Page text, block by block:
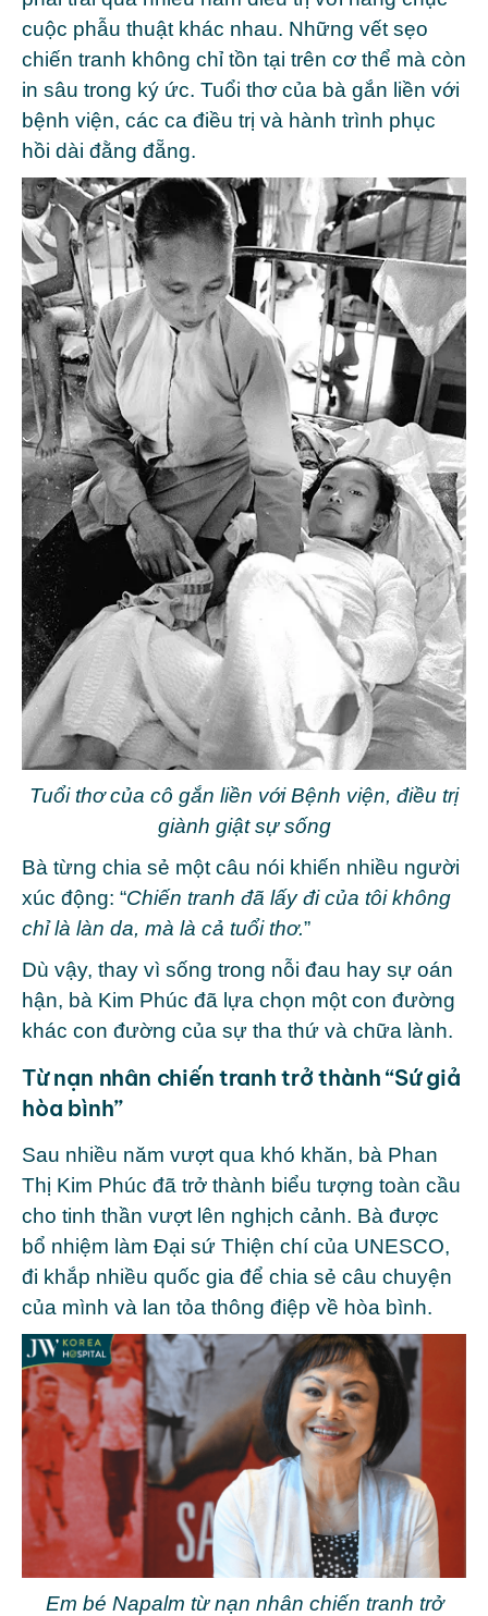
cuộc phẫu thuật khác nhau. Những vết sẹo
chiến tranh không chỉ tồn tại trên cơ thể mà còn
in sâu trong ký ức. Tuổi thơ của bà gắn liền với
bệnh viện, các ca điều trị và hành trình phục
hồi dài đằng đẵng.
Tuổi thơ của cô gắn liền với Bệnh viện, điều trị
giành giật sự sống
Bà từng chia sẻ một câu nói khiến nhiều người
xúc động: “Chiến tranh đã lấy đi của tôi không
chỉ là làn da, mà là cả tuổi thơ.”
Dù vậy, thay vì sống trong nỗi đau hay sự oán
hận, bà Kim Phúc đã lựa chọn một con đường
khác con đường của sự tha thứ và chữa lành.
Từ nạn nhân chiến tranh trở thành “Sứ giả
hòa bình”
Sau nhiều năm vượt qua khó khăn, bà Phan
Thị Kim Phúc đã trở thành biểu tượng toàn cầu
cho tinh thần vượt lên nghịch cảnh. Bà được
bổ nhiệm làm Đại sứ Thiện chí của UNESCO,
đi khắp nhiều quốc gia để chia sẻ câu chuyện
của mình và lan tỏa thông điệp về hòa bình.
Em bé Napalm từ nạn nhân chiến tranh trở